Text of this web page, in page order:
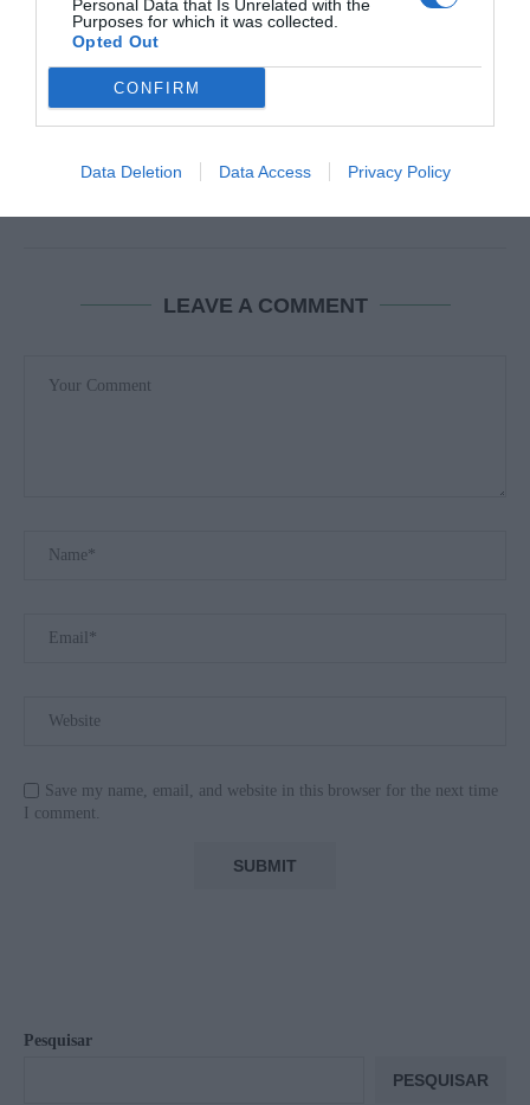
Personal Data that Is Unrelated with the
Purposes for which it was collected.
Opted Out
CONFIRM
Data Deletion Data Access Privacy Policy
8 E 9 AGOSTO | VILA FLOR RECEBE...
29 de Julho, 2026
LEAVE A COMMENT
Save my name, email, and website in this browser for the next time
I comment.
Pesquisar
PESQUISAR